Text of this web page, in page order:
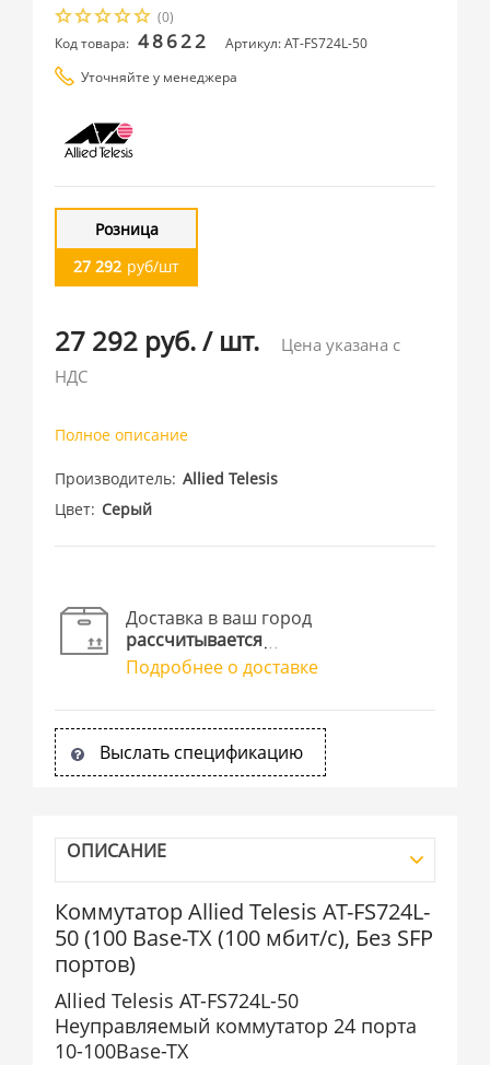
(0)
Код товара: 48622
Артикул: AT-FS724L-50
Уточняйте у менеджера
Розница
27 292 руб/шт
27 292 руб./ шт.
Цена указана с
НДС
Полное описание
Производитель Allied Telesis
Цвет Серый
Доставка в ваш город
рассчитывается
Подробнее о доставке
Выслать спецификацию
ОПИСАНИЕ
Коммутатор Allied Telesis AT-FS724L-
50 (100 Base-TX (100 мбит/с), Без SFP
портов)
Allied Telesis AT-FS724L-50
Неуправляемый коммутатор 24 порта
10-100Base-TX